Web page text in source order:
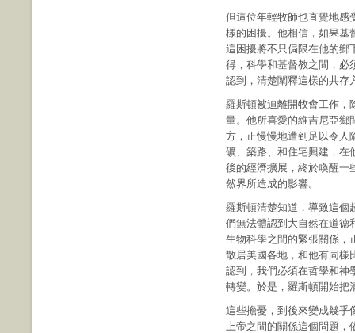
但這位年輕牧師也直覺地感
樣的困擾。他相信，如果基
這困擾將不只侷限在他的鄉
得，科學和基督教之間，必
認到，清楚闡釋這樣的共存
羅斯頓被迫離開牧會工作，
量。他所喜愛的維吉尼亞鄉
方，正慢慢地遭到足以令人
礦、築路、和住宅興建，在
後的經濟擴展，終於喚醒一
然界所造成的影響。
羅斯頓清楚知道，導致這個
們無法體認到大自然在道德
生物科學之間的緊張關係，
散居美國各地，和他有同樣
認到，我們必須在哲學和神
轉變。於是，羅斯頓開始把
這些擔憂，到後來變成幾乎
上帝之間的關係這個問題，